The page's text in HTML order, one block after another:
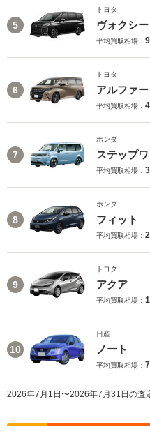
5
トヨタ
ヴォクシー
平均買取相場：
6
トヨタ
アルファ
平均買取相場：
7
ホンダ
ステップ
平均買取相場： 3
8
ホンダ
フィット
平均買取相場：
9
トヨタ
アクア
平均買取相場：
10
日産
ノート
平均買取相場：
2026年7月1日〜2026年7月31日の査